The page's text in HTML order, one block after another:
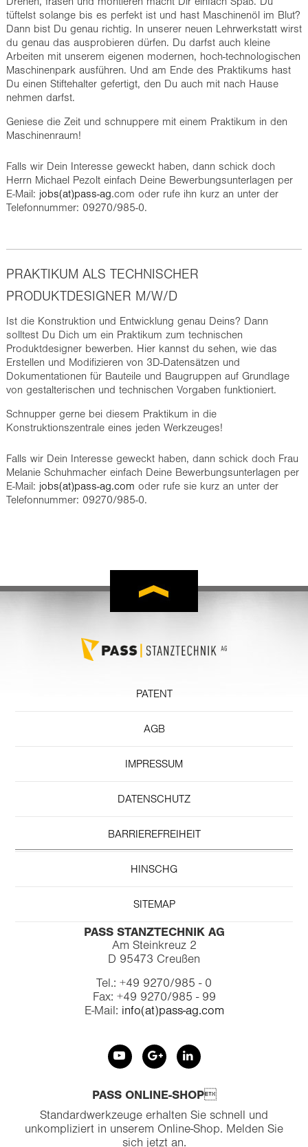
tüftelst solange bis es perfekt ist und hast Maschinenöl im Blut?
Dann bist Du genau richtig. In unserer neuen Lehrwerkstatt wirst
du genau das ausprobieren dürfen. Du darfst auch kleine
Arbeiten mit unserem eigenen modernen, hoch-technologischen
Maschinenpark ausführen. Und am Ende des Praktikums hast
Du einen Stiftehalter gefertigt, den Du auch mit nach Hause
nehmen darfst.
Geniese die Zeit und schnuppere mit einem Praktikum in den
Maschinenraum!
Falls wir Dein Interesse geweckt haben, dann schick doch
Herrn Michael Pezolt einfach Deine Bewerbungsunterlagen per
E-Mail: jobs(at)pass-ag.com oder rufe ihn kurz an unter der
Telefonnummer: 09270/985-0.
PRAKTIKUM ALS TECHNISCHER
PRODUKTDESIGNER M/W/D
Ist die Konstruktion und Entwicklung genau Deins? Dann
solltest Du Dich um ein Praktikum zum technischen
Produktdesigner bewerben. Hier kannst du sehen, wie das
Erstellen und Modifizieren von 3D-Datensätzen und
Dokumentationen für Bauteile und Baugruppen auf Grundlage
von gestalterischen und technischen Vorgaben funktioniert.
Schnupper gerne bei diesem Praktikum in die
Konstruktionszentrale eines jeden Werkzeuges!
Falls wir Dein Interesse geweckt haben, dann schick doch Frau
Melanie Schuhmacher einfach Deine Bewerbungsunterlagen per
E-Mail: jobs(at)pass-ag.com oder rufe sie kurz an unter der
Telefonnummer: 09270/985-0.
PATENT
AGB
IMPRESSUM
DATENSCHUTZ
BARRIEREFREIHEIT
HINSCHG
SITEMAP
PASS STANZTECHNIK AG
Am Steinkreuz 2
D 95473 Creußen
Tel.: +49 9270/985 - 0
Fax: +49 9270/985 - 99
E-Mail: info(at)pass-ag.com
PASS ONLINE-SHOP
Standardwerkzeuge erhalten Sie schnell und
unkompliziert in unserem Online-Shop. Melden Sie
sich jetzt an.